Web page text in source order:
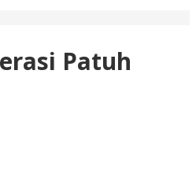
Patuh